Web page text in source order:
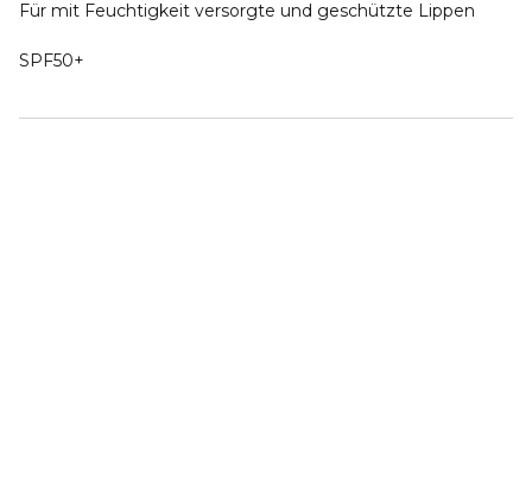
Für mit Feuchtigkeit versorgte und geschützte Lippen
SPF50+